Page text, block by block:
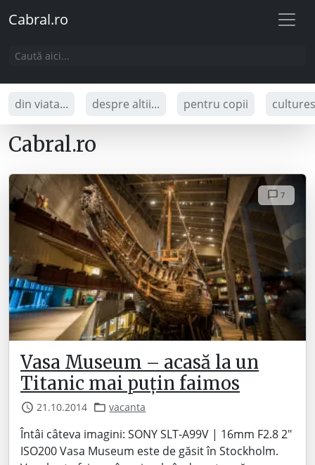
Cabral.ro
din viata... despre altii... pentru copii
Cabral.ro
7
Vasa Museum – acasă la un
Titanic mai puțin faimos
21.10.2014 vacanta
Întâi câteva imagini: SONY SLT-A99V | 16mm F2.8 2″
ISO200 Vasa Museum este de găsit în Stockholm.